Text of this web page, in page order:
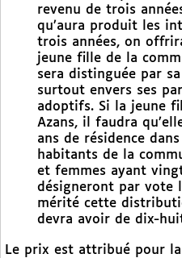
revenu de trois
qu’aura produit les
trois années, on
jeune fille de la
sera distinguée par
surtout envers ses
adoptifs. Si la jeune
Azans, il faudra
ans de résidence
habitants de la
et femmes ayant
désigneront par vote
mérité cette
devra avoir de dix-
Le prix est attribué pour